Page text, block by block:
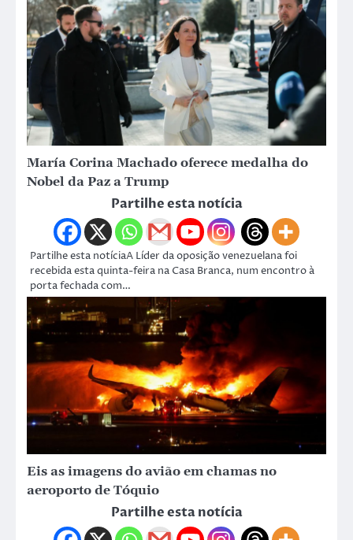
María Corina Machado oferece medalha do
Nobel da Paz a Trump
Partilhe esta notícia
Partilhe esta notíciaA Líder da oposição venezuelana foi
recebida esta quinta-feira na Casa Branca, num encontro à
porta fechada com…
Eis as imagens do avião em chamas no
aeroporto de Tóquio
Partilhe esta notícia